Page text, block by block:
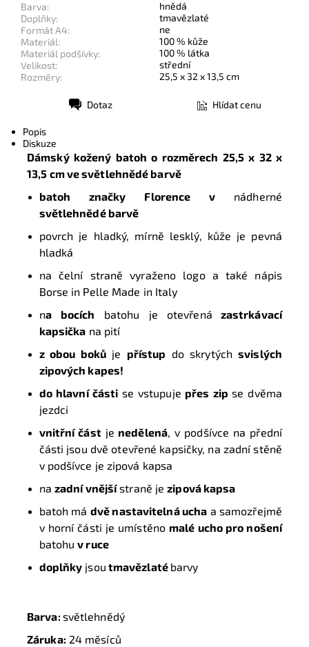
Barva:
hnědá
Doplňky:
tmavězlaté
Formát A4:
ne
Materiál:
100 % kůže
Materiál podšívky:
100 % látka
Velikost:
střední
Rozměry:
25,5 x 32 x 13,5 cm
Dotaz Hlídat cenu
Popis
Diskuze
Dámský kožený batoh o rozměrech 25,5 x 32 x
13,5 cmve světlehnědé barvě
batoh značky Florence v nádherné
světlehnědé barvě
povrch je hladký, mírně lesklý, kůže je pevná
hladká
na čelní straně vyraženo logo a také nápis
Borse in Pelle Made in Italy
na bocích batohu je otevřená zastrkávací
kapsička na pití
z obou boků je přístup do skrytýchsvislých
zipových kapes!
do hlavní části se vstupuje přes zipse dvěma
jezdci
vnitřní částje nedělená, v podšívce na přední
části jsou dvě otevřené kapsičky, na zadní stěně
v podšívce je zipová kapsa
na zadní vnějšístraně jezipová kapsa
batoh má dvě nastavitelná ucha a samozřejmě
v horní části je umístěno malé ucho pro nošení
batohuv ruce
doplňky jsou tmavězlaté barvy
Barva:světlehnědý
Záruka:24 měsíců